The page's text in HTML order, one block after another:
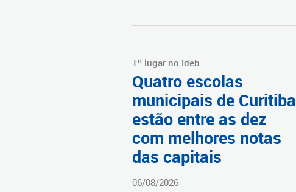
1º lugar no Ideb
Quatro escolas
municipais de Curitiba
estão entre as dez
com melhores notas
das capitais
06/08/2026